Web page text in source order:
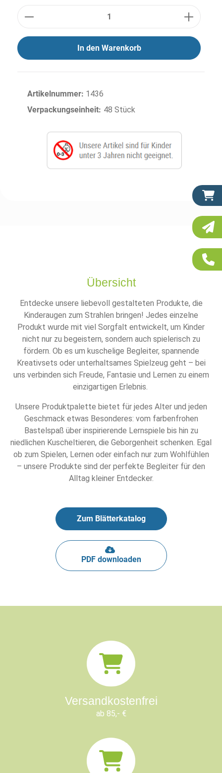
In den Warenkorb
Artikelnummer: 1436
Verpackungseinheit: 48 Stück
Übersicht
Entdecke unsere liebevoll gestalteten Produkte, die
Kinderaugen zum Strahlen bringen! Jedes einzelne
Produkt wurde mit viel Sorgfalt entwickelt, um Kinder
nicht nur zu begeistern, sondern auch spielerisch zu
fördern. Ob es um kuschelige Begleiter, spannende
Kreativsets oder unterhaltsames Spielzeug geht – bei
uns verbinden sich Freude, Fantasie und Lernen zu einem
einzigartigen Erlebnis.
Unsere Produktpalette bietet für jedes Alter und jeden
Geschmack etwas Besonderes: vom farbenfrohen
Bastelspaß über inspirierende Lernspiele bis hin zu
niedlichen Kuscheltieren, die Geborgenheit schenken. Egal
ob zum Spielen, Lernen oder einfach nur zum Wohlfühlen
– unsere Produkte sind der perfekte Begleiter für den
Alltag kleiner Entdecker.
Zum Blätterkatalog
PDF downloaden
Versandkostenfrei
ab 85,- €